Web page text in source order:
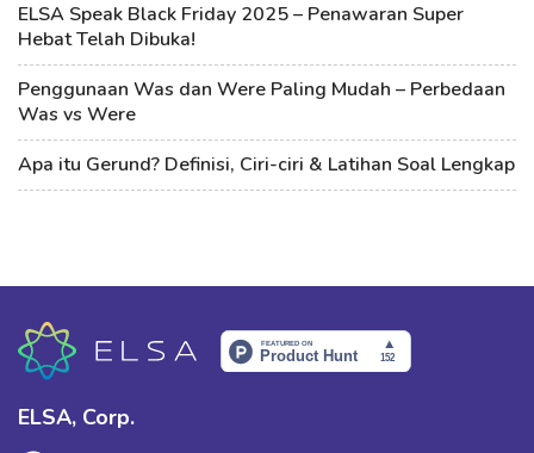
ELSA Speak Black Friday 2025 – Penawaran Super
Hebat Telah Dibuka!
Penggunaan Was dan Were Paling Mudah – Perbedaan
Was vs Were
Apa itu Gerund? Definisi, Ciri-ciri & Latihan Soal Lengkap
ELSA, Corp.